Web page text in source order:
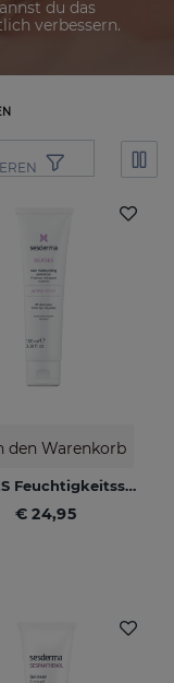
du das
verbessern.
den Warenkorb
SILKSES Feuchtigkeitsspendender Hautschutz 100 Ml
€ 24,95